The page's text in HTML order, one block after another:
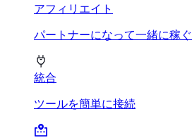
アフィリエイト
パートナーになって一緒に稼ぐ
統合
ツールを簡単に接続